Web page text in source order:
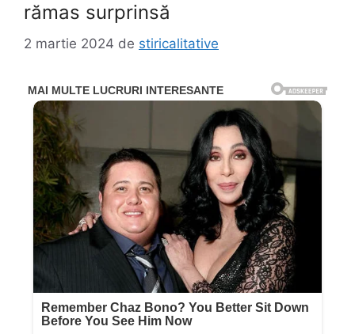
rămas surprinsă
2 martie 2024 de stiricalitative